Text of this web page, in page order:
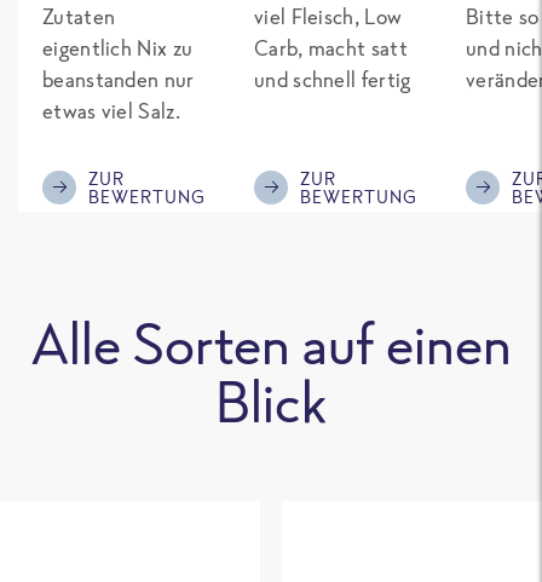
Zutaten
eigentlich Nix zu
beanstanden nur
etwas viel Salz.
ZUR
BEWERTUNG
viel Fleisch, Low
Carb, macht satt
und schnell fertig
ZUR
BEWERTUNG
Bitte so
und
Alle Sorten auf einen
Blick